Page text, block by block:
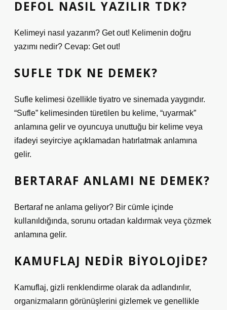
DEFOL NASIL YAZILIR TDK?
Kelimeyi nasıl yazarım? Get out! Kelimenin doğru
yazımı nedir? Cevap: Get out!
SUFLE TDK NE DEMEK?
Sufle kelimesi özellikle tiyatro ve sinemada yaygındır.
“Sufle” kelimesinden türetilen bu kelime, “uyarmak”
anlamına gelir ve oyuncuya unuttuğu bir kelime veya
ifadeyi seyirciye açıklamadan hatırlatmak anlamına
gelir.
BERTARAF ANLAMI NE DEMEK?
Bertaraf ne anlama geliyor? Bir cümle içinde
kullanıldığında, sorunu ortadan kaldırmak veya çözmek
anlamına gelir.
KAMUFLAJ NEDIR BIYOLOJIDE?
Kamuflaj, gizli renklendirme olarak da adlandırılır,
organizmaların görünüşlerini gizlemek ve genellikle